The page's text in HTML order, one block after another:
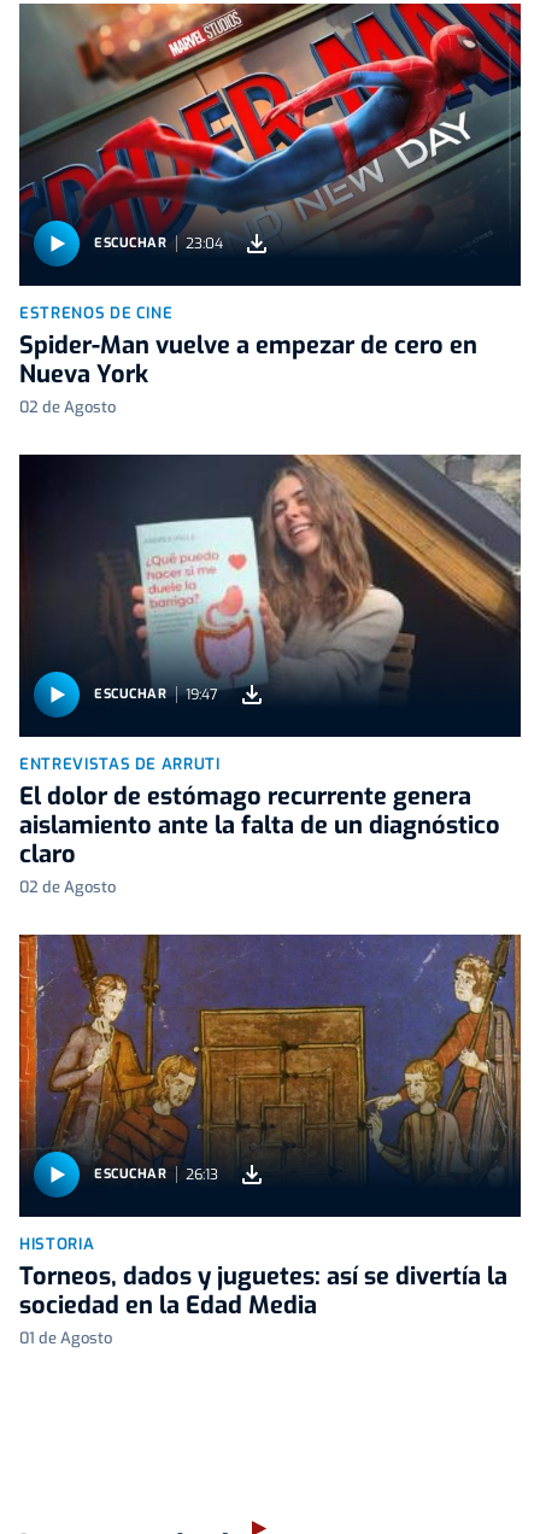
ESCUCHAR 23:04
ESTRENOS DE CINE
Spider-Man vuelve a empezar de cero en
Nueva York
02 de Agosto
ESCUCHAR 19:47
ENTREVISTAS DE ARRUTI
El dolor de estómago recurrente genera
aislamiento ante la falta de un diagnóstico
claro
02 de Agosto
ESCUCHAR 26:13
HISTORIA
Torneos, dados y juguetes: así se divertía la
sociedad en la Edad Media
01 de Agosto